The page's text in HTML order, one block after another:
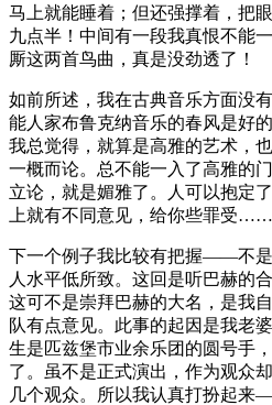
马上就能睡着；但还强撑着，把
九点半！中间有一段我真恨不能
厮这两首鸟曲，真是没劲透了！
如前所述，我在古典音乐方面没
能人家布鲁克纳音乐的春风是好
我总觉得，就算是高雅的艺术，
一概而论。总不能一入了高雅
立论，就是媚雅了。人可以抱定
上就有不同意见，给你些罪受……
下一个例子我比较有把握——不
人水平低所致。这回是听巴赫的
这可不是崇拜巴赫的大名，是我
队有点意见。此事的起因是我老
生是匹兹堡市业余乐团的圆号手
了。虽不是正式演出，作为观众
几个观众。所以我认真打扮起